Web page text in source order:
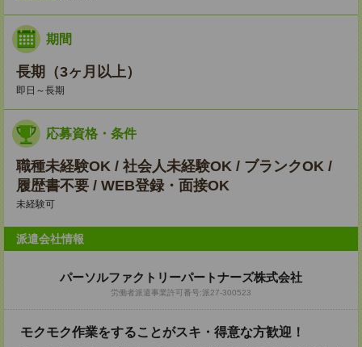
期間
長期（3ヶ月以上）
即日～長期
応募資格・条件
職種未経験OK / 社会人未経験OK / ブランクOK /
履歴書不要 / WEB登録・面接OK
未経験可
派遣会社情報
パーソルファクトリーパートナーズ株式会社
労働者派遣事業許可番号:派27-300523
モクモク作業をすることがスキ・得意な方歓迎！